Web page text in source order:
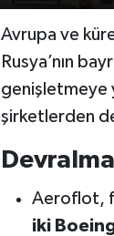
Avrupa ve
Rusya’nın
genişletmeye
şirketlerden
Aeroflot,
iki